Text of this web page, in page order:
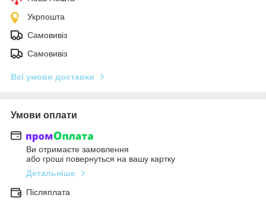
Укрпошта
Самовивіз
Самовивіз
Всі умови доставки
Умови оплати
Ви отримаєте замовлення
або гроші повернуться на вашу картку
Детальніше
Післяплата